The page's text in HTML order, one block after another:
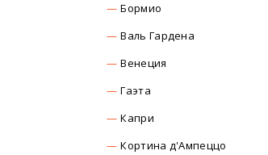
Бормио
Валь Гардена
Венеция
Гаэта
Капри
Кортина д'Ампеццо